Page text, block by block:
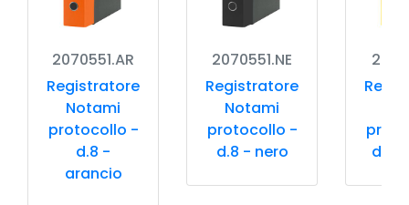
2070551.AR
Registratore
Notami
protocollo -
d.8 -
arancio
2070551.NE
Registratore
Notami
protocollo -
d.8 - nero
d.8